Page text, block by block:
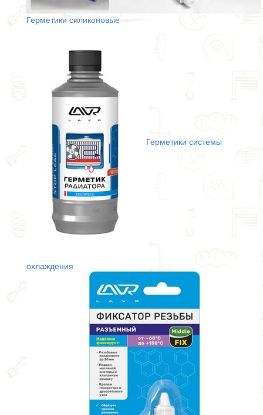
Герметики силиконовые
Герметики системы
охлаждения